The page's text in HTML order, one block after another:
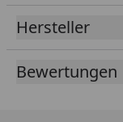
Hersteller
Bewertungen